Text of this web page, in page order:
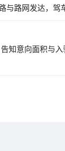
与路网发达，
知意向面积与